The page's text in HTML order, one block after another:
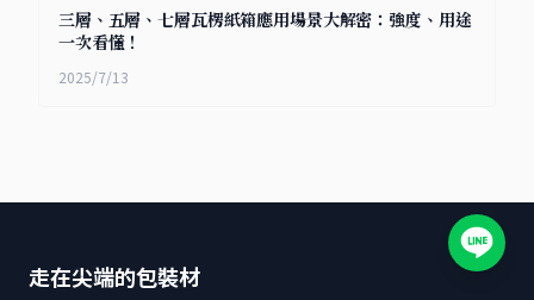
三層、五層、七層瓦楞紙箱應用場景大解密：強度、用途
一次看懂！
2025/7/13
走在尖端的包裝材